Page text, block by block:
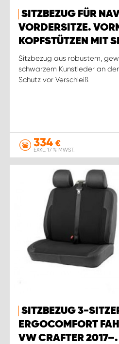
SITZBEZUG FÜR
VORDERSITZE.
KOPFSTÜTZEN MIT
Sitzbezug aus robustem,
schwarzem Kunstleder an
Schutz vor Verschleiß
334 €
EXKL. 17 % MWST.
SITZBEZUG 3-
ERGOCOMFORT
VW CRAFTER 2017–.